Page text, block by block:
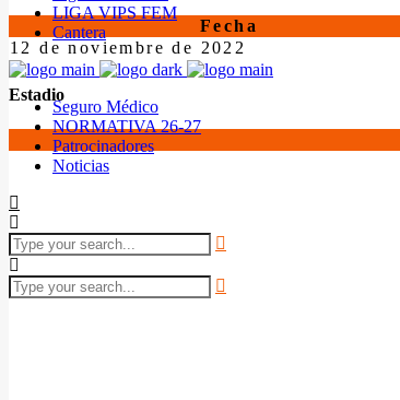
LIGA VIPS FEM
Cantera
Seguro Médico
NORMATIVA 26-27
Patrocinadores
Noticias
Fecha
12 de noviembre de 2022
Estadio